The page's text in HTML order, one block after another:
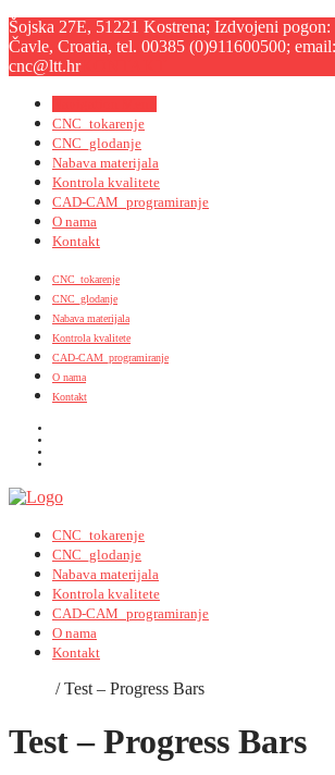
Šojska 27E, 51221 Kostrena; Izdvojeni
Čavle, Croatia, tel. 00385 (0)911600500; email:
cnc@ltt.hrKONTAKT
CNC_tokarenje
CNC_glodanje
Nabava materijala
Kontrola kvalitete
CAD-CAM_programiranje
O nama
Kontakt
CNC_tokarenje
CNC_glodanje
Nabava materijala
Kontrola kvalitete
CAD-CAM_programiranje
O nama
Kontakt
CNC_tokarenje
CNC_glodanje
Nabava materijala
Kontrola kvalitete
CAD-CAM_programiranje
O nama
Kontakt
/Test – Progress Bars
Test – Progress Bars